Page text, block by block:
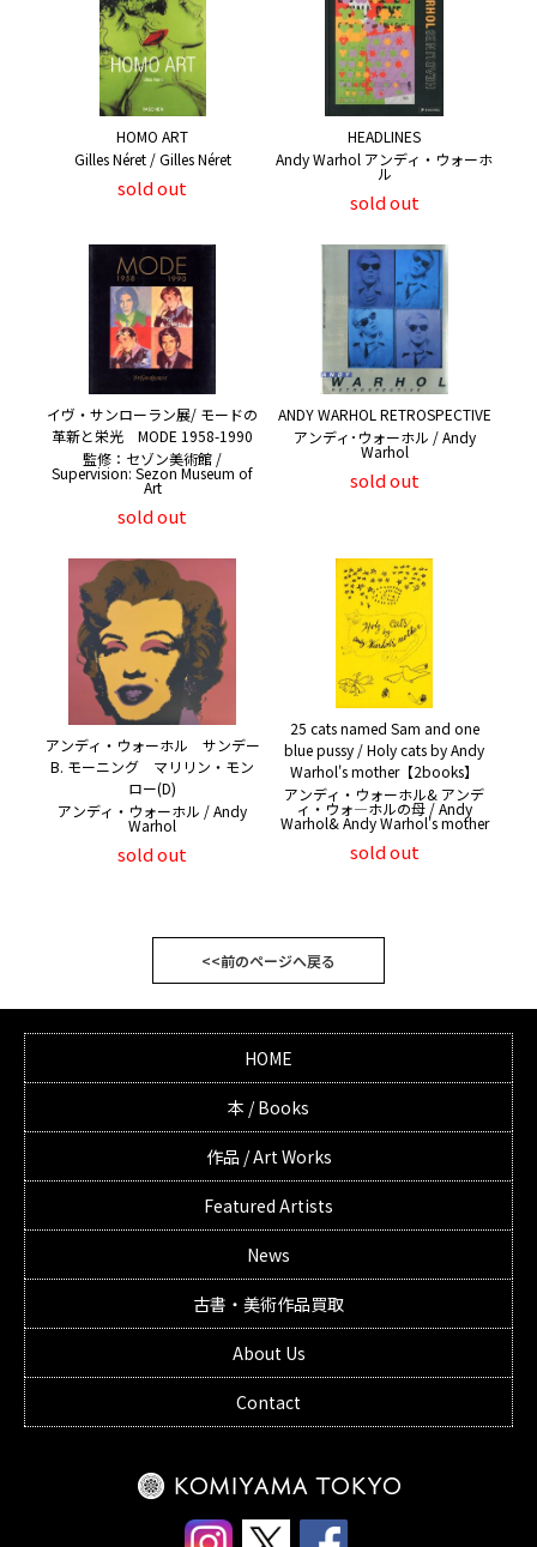
HOMO ART
Gilles Néret / Gilles Néret
sold out
HEADLINES
Andy Warhol アンディ・ウォーホ
ル
sold out
イヴ・サンローラン展/ モードの
革新と栄光 MODE 1958-1990
監修：セゾン美術館 /
Supervision: Sezon Museum of
Art
sold out
ANDY WARHOL RETROSPECTIVE
アンディ･ウォーホル / Andy
Warhol
sold out
アンディ・ウォーホル サンデー
B. モーニング マリリン・モン
ロー(D)
アンディ・ウォーホル / Andy
Warhol
sold out
25 cats named Sam and one
blue pussy / Holy cats by Andy
Warhol's mother【2books】
アンディ・ウォーホル& アンデ
ィ・ウォ―ホルの母 / Andy
Warhol& Andy Warhol's mother
sold out
<<前のページへ戻る
HOME
本 / Books
作品 / Art Works
Featured Artists
News
古書・美術作品買取
About Us
Contact